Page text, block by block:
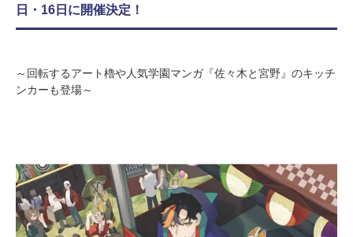
日・16日に開催決定！
～回転するアート櫓や人気学園マンガ『佐々木と宮野』のキッチ
ンカーも登場～